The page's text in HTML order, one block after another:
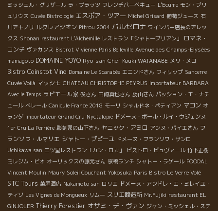
ミッシェル・グリザール ラ・プラッツ フレンチバーベキュー L'Ecume モン・ブリ
ュリウス Cuvée Bistrologie エスポア・ツアー Michel Grisard 葡萄ジュース 石
川アキノリ ルクレアシオン Pitrou 2004 バルセロナ ワインバー店長のアレッ
クス Shonan restaurent L'Alchemille レストラン「シャトーブリアン」
ロマネ・
コンチ ヴァカンス Bistrot VIvienne Paris Belleville Avenue des Champs-Elysées
mamagoto DOMAINE YOYO Ryo-san Chef Kouki WATANABE メリ・メロ
Bistro Coinstot Vino Domaine Le Scarabée エニンドさん フィリップ Sancerre
Cuvée Voilà マッシモ CHATEAU CHRISTOPHE PEYRUS Importateur BARBARA
Avec le Temps ラピエール家 俊さん 田崎真也さん 勝山さん パッション・エ・ナチ
ュール ベレール Canicule France 2018 モーリ シャルドネ・ペティアン マコン オ
ランダ Importateur Grand Cru Nyctalopie ドメーヌ・ポール・ルイ・ウジェンヌ
1er Cru La Perrière 彫刻家の山下さん ヤニック・アミロ アンヌ・パイエさん フ
ランソワ・ルマリエ シャトー・プピーユ ドメーヌ・フランソワ・サンロ
Uchikawa san 三ツ星レストラン「カン・ロカ」 ビストロ・ビュヴァール 竹下正樹
ミレジム・ビオ オーリックスの藤元さん 京橋ランチ シャトー・ラゲール FOODAL
Vincent Moulin Maury Soleil Couchant Yokosuka Paris Bistro Le Verre Volé
STC Tours 萬屋酒店 Nakamoto san ロリエ ドメーヌ・アンドレ・エ・ミレイユ・
ティソ Les Vignes de Mongueux リムー スリエ醸造所 Mr.Fujiki restaurant EL
GINJOLER Thierry Forestier オザミ・デ・ヴァン ジャン・ミッシェル・ステ